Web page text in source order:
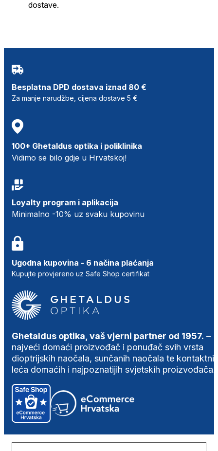
dostave.
Besplatna DPD dostava iznad 80 €
Za manje narudžbe, cijena dostave 5 €
100+ Ghetaldus optika i poliklinika
Vidimo se bilo gdje u Hrvatskoj!
Loyalty program i aplikacija
Minimalno -10% uz svaku kupovinu
Ugodna kupovina - 6 načina plaćanja
Kupujte provjereno uz Safe Shop certifikat
Ghetaldus optika, vaš vjerni partner od 1957. –
najveći domaći proizvođač i ponuđač svih vrsta
dioptrijskih naočala, sunčanih naočala te
leća domaćih i najpoznatijih svjetskih proizvođača.